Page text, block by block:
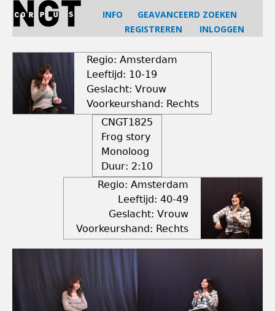
Jump
navigation
INFO
GEAVANCEERD ZOEKEN
REGISTREREN
INLOGGEN
top
Regio: Amsterdam
Leeftijd: 10-19
Geslacht: Vrouw
Voorkeurshand: Rechts
CNGT1825
Frog story
Monoloog
Duur: 2:10
Regio: Amsterdam
Leeftijd: 40-49
Geslacht: Vrouw
Voorkeurshand: Rechts